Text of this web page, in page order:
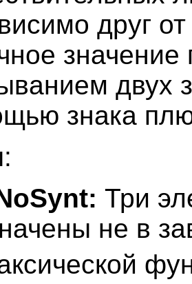
друг
значение
двух
знака
Три
не в